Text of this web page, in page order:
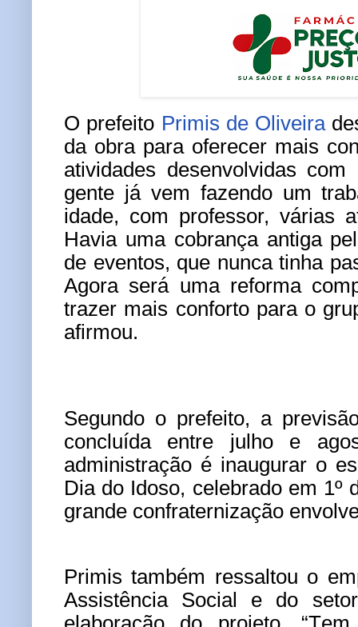
O prefeito Primis de Oliveira
da obra para oferecer mais
atividades desenvolvidas
gente já vem fazendo um
idade, com professor, várias
Havia uma cobrança antiga
de eventos, que nunca tinha
Agora será uma reforma
trazer mais conforto para o
afirmou.
Segundo o prefeito, a
concluída entre julho e
administração é inaugurar o
Dia do Idoso, celebrado em 1º
grande confraternização
Primis também ressaltou o
Assistência Social e do